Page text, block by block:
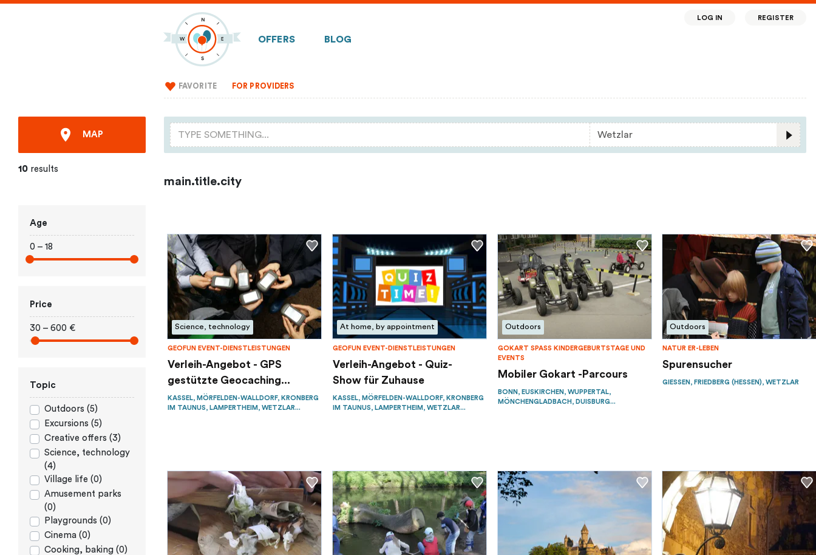
OFFERS BLOG
LOG IN REGISTER
FAVORITE FOR PROVIDERS
MAP
10 results
Age
0 – 18
Price
30 – 600 €
Topic
Outdoors (5)
Excursions (5)
Creative offers (3)
Science, technology
(4)
Village life (0)
Amusement parks
(0)
Playgrounds (0)
Cinema (0)
Cooking, baking (0)
main.title.city
Science, technology
GEOFUN EVENT-DIENSTLEISTUNGEN
Verleih-Angebot - GPS
gestützte Geocaching...
KASSEL, MÖRFELDEN-WALLDORF, KRONBERG
IM TAUNUS, LAMPERTHEIM, WETZLAR...
At home, by appointment
GEOFUN EVENT-DIENSTLEISTUNGEN
Verleih-Angebot - Quiz-
Show für Zuhause
KASSEL, MÖRFELDEN-WALLDORF, KRONBERG
IM TAUNUS, LAMPERTHEIM, WETZLAR...
Outdoors
GOKART SPASS KINDERGEBURTSTAGE UND E
VENTS
Mobiler Gokart -Parcours
BONN, EUSKIRCHEN, WUPPERTAL,
MÖNCHENGLADBACH, DUISBURG...
Outdoors
NATUR ER-LEBEN
Spurensucher
GIESSEN, FRIEDBERG (HESSEN), WETZLAR